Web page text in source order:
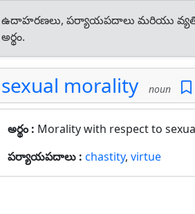
ఉదాహరణలు, పర్యాయపదాలు మరియు
అర్థం.
sexual morality noun
అర్థం : Morality with respect to
పర్యాయపదాలు : chastity, virtue